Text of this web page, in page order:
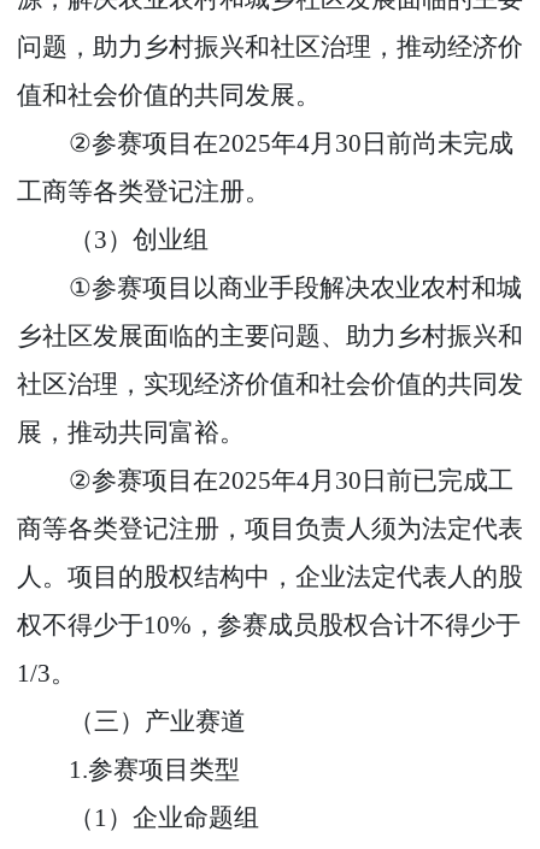
问题，助力乡村振兴和社区治理，推动经济价
值和社会价值的共同发展。
②参赛项目在2025年4月 30 日前尚未完成
工商等各类登记注册。
（3）创业组
①参赛项目以商业手段解决农业农村和城
乡社区发展面临的主要问题、助力乡村振兴和
社区治理，实现经济价值和社会价值的共同发
展，推动共同富裕。
②参赛项目在2025年4月 30 日前已完成工
商等各类登记注册，项目负责人须为法定代表
人。项目的股权结构中，企业法定代表人的股
权不得少于10% ，参赛成员股权合计不得少于
1/3。
（三）产业赛道
1.参赛项目类型
（ 1）企业命题组